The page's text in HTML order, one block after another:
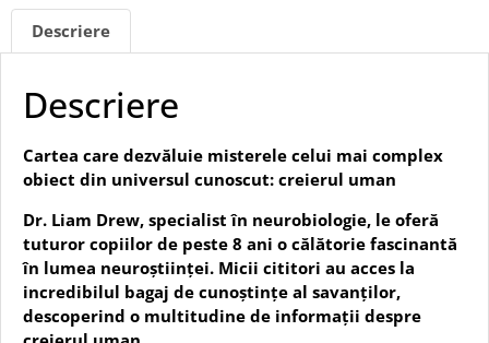
Descriere
Descriere
Cartea care dezvăluie misterele celui mai complex
obiect din universul cunoscut: creierul uman
Dr. Liam Drew, specialist în neurobiologie, le oferă
tuturor copiilor de peste 8 ani o călătorie fascinantă
în lumea neuroștiinței. Micii cititori au acces la
incredibilul bagaj de cunoștințe al savanților,
descoperind o multitudine de informații despre